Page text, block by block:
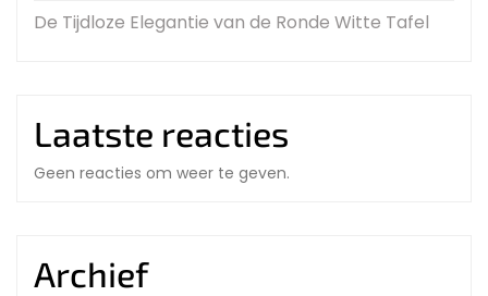
De Tijdloze Elegantie van de Ronde Witte Tafel
Laatste reacties
Geen reacties om weer te geven.
Archief